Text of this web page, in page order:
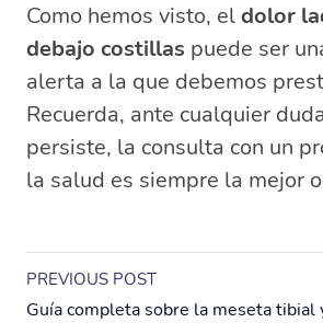
Como hemos visto, eldolor
debajo costillas puede ser
alerta a la que debemos
Recuerda, ante cualquier
persiste, la consulta con un
la salud es siempre la mejor
PREVIOUS POST
Guía completa sobre la meseta tibial